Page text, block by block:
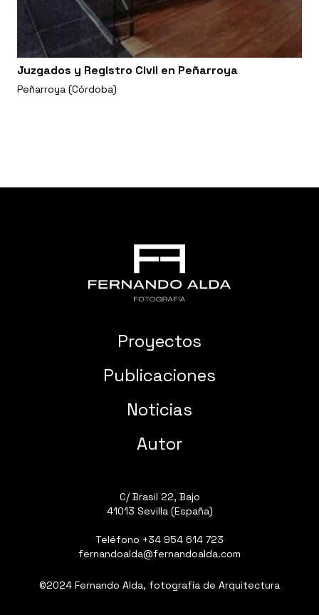
Juzgados y Registro Civil en Peñarroya
Peñarroya (Córdoba)
Proyectos
Publicaciones
Noticias
Autor
C/ Brasil 22, Bajo
41013 Sevilla (España)
Teléfono +34 954 614 723
fernandoalda@fernandoalda.com
©2024 Fernando Alda, fotografía de Arquitectura